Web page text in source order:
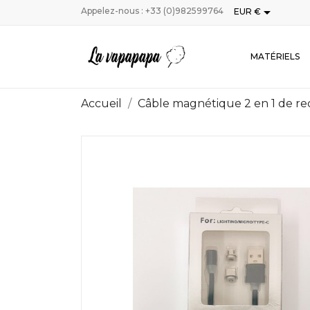
Appelez-nous : +33 (0)982599764 EUR €
MATÉRIELS
Accueil Câble magnétique 2 en 1 de